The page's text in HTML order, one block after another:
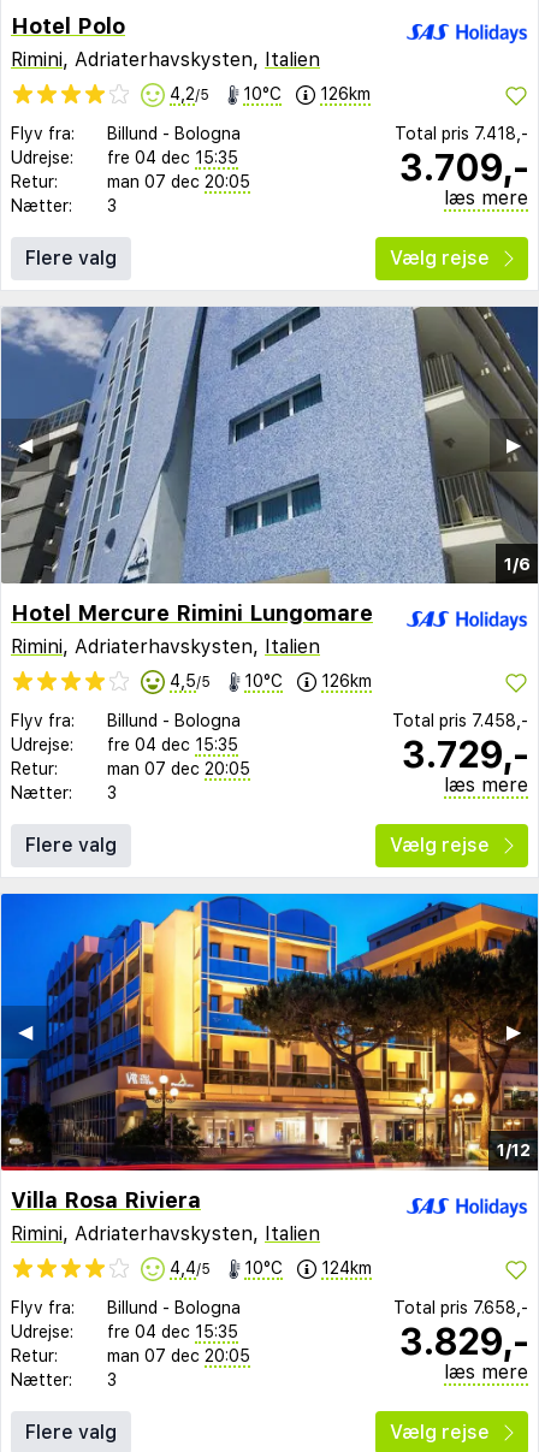
Hotel Polo
Rimini, Adriaterhavskysten, Italien
4,2/5 10°C 126km
Flyv fra: Billund - Bologna
Udrejse:
fre 04 dec 15:35
Retur:
man 07 dec 20:05
Nætter:
3
Total pris 7.418,-
3.709,-
læs mere
Flere valg Vælg rejse
1/6
▶︎
◀︎
Hotel Mercure Rimini Lungomare
Rimini, Adriaterhavskysten, Italien
4,5/5 10°C 126km
Flyv fra: Billund - Bologna
Udrejse:
fre 04 dec 15:35
Retur:
man 07 dec 20:05
Nætter:
3
Total pris 7.458,-
3.729,-
læs mere
Flere valg Vælg rejse
1/12
▶︎
◀︎
Villa Rosa Riviera
Rimini, Adriaterhavskysten, Italien
4,4/5 10°C 124km
Flyv fra: Billund - Bologna
Udrejse:
fre 04 dec 15:35
Retur:
man 07 dec 20:05
Nætter:
3
Total pris 7.658,-
3.829,-
læs mere
Flere valg Vælg rejse